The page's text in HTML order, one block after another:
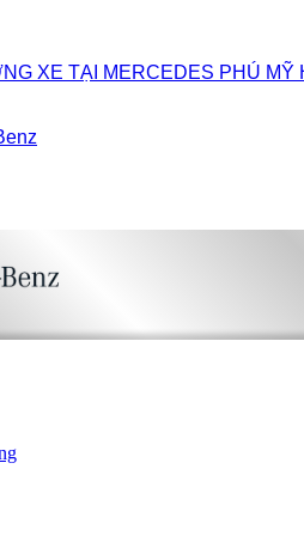
XE TẠI MERCEDES PHÚ MỸ